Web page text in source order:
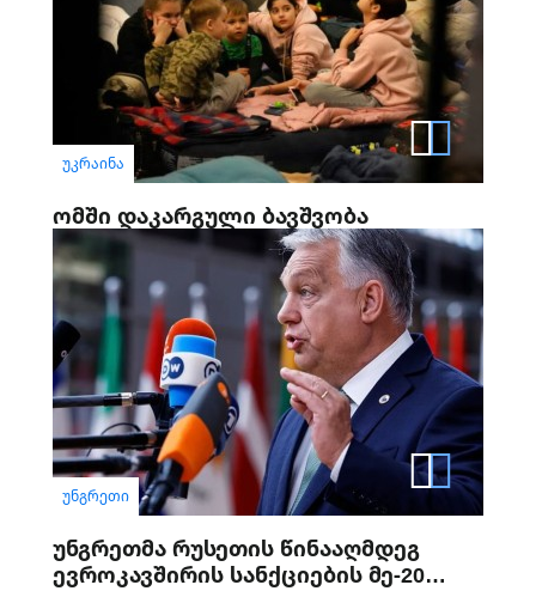
ᲣᲙᲠᲐᲘᲜᲐ
ომში დაკარგული ბავშვობა
ᲣᲜᲒᲠᲔᲗᲘ
უნგრეთმა რუსეთის წინააღმდეგ
ევროკავშირის სანქციების მე-20